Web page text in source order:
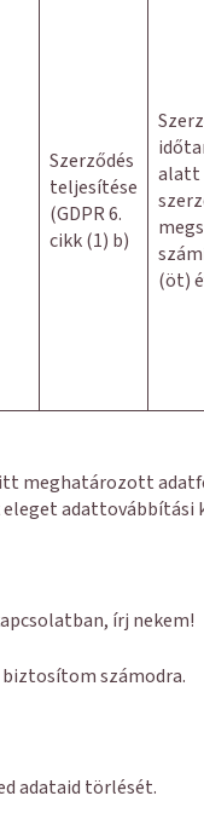
Szerződés
teljesítése
(GDPR 6.
cikk (1) b)
alatt
(öt)
meghatározott
eleget
írj nekem!
számodra.
adataid törlését.